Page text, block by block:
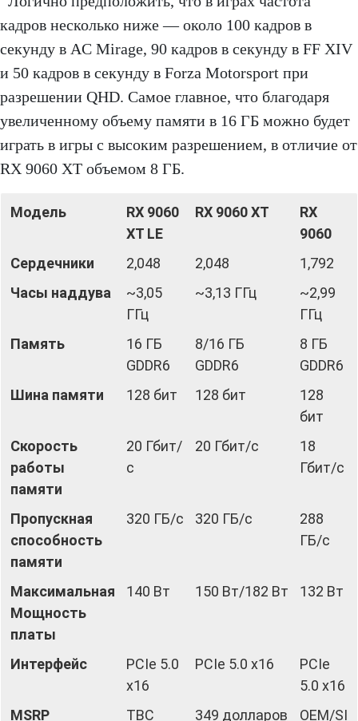
кадров несколько ниже — около 100 кадров в
секунду в AC Mirage, 90 кадров в секунду в FF XIV
и 50 кадров в секунду в Forza Motorsport при
разрешении QHD. Самое главное, что благодаря
увеличенному объему памяти в 16 ГБ можно будет
играть в игры с высоким разрешением, в отличие от
RX 9060 XT объемом 8 ГБ.
Модель
RX 9060
XT LE
RX 9060 XT
RX
9060
Сердечники
2,048 2,048
1,792
Часы наддува
~3,05
ГГц
~3,13 ГГц
~2,99
ГГц
Память
16 ГБ
GDDR6
8/16 ГБ
GDDR6
8 ГБ
GDDR6
Шина памяти
128 бит 128 бит
128
бит
Скорость
работы
памяти
20 Гбит/
с
20 Гбит/с
18
Гбит/с
Пропускная
способность
памяти
320 ГБ/с 320 ГБ/с
288
ГБ/с
Максимальная
Мощность
платы
140 Вт 150 Вт/182 Вт 132 Вт
Интерфейс
PCIe 5.0
x16
PCIe 5.0 x16
PCIe
5.0 x16
MSRP
TBC
349 долларов
OEM/SI